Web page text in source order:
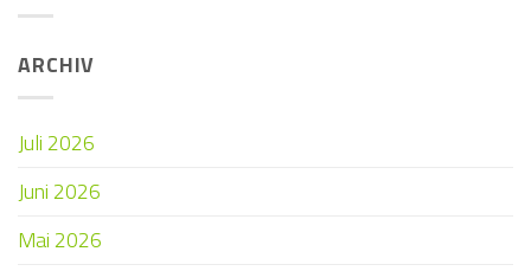
ARCHIV
Juli 2026
Juni 2026
Mai 2026